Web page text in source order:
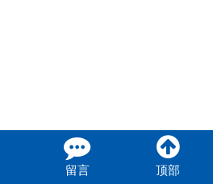
留言 顶部